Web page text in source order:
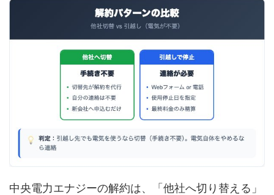
中央電力エナジーの解約は、「他社へ切り替える」